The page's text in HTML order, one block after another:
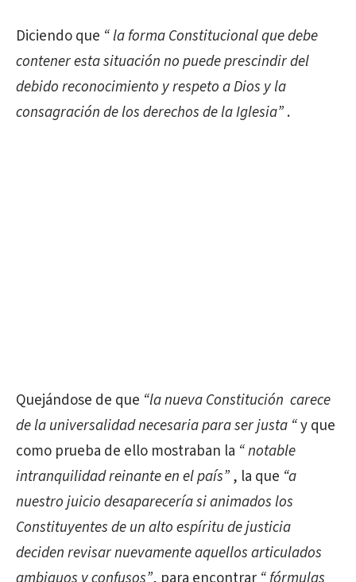
Diciendo que “ la forma Constitucional que debe
contener esta situación no puede prescindir del
debido reconocimiento y respeto a Dios y la
consagración de los derechos de la Iglesia”.
Quejándose de que “la nueva Constitución carece
de la universalidad necesaria para ser justa “y que
como prueba de ello mostraban la “ notable
intranquilidad reinanteen el país”, la que “a
nuestro juiciodesaparecería sianimados los
Constituyentes de un alto espíritu de justicia
deciden revisar nuevamente aquellos articulados